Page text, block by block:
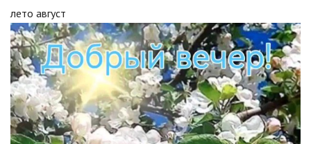
лето август